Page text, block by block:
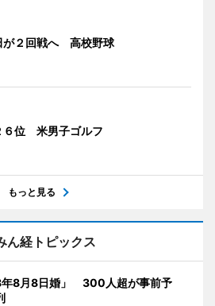
が２回戦へ 高校野球
６位 米男子ゴルフ
もっと見る
ん経トピックス
年8月8日婚」 300人超が事前予